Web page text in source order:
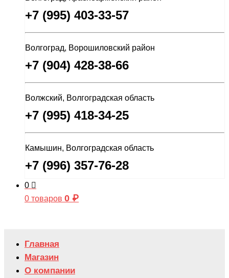
+7 (995) 403-33-57
Волгоград, Ворошиловский район
+7 (904) 428-38-66
Волжский, Волгоградская область
+7 (995) 418-34-25
Камышин, Волгоградская область
+7 (996) 357-76-28
0
0 товаров 0 ₽
Главная
Магазин
О компании